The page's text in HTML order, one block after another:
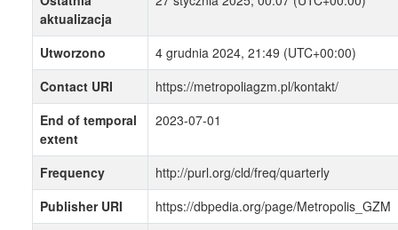
aktualizacja
Utworzono
4 grudnia 2024, 21:49 (UTC+00:00)
Contact URI
https://metropoliagzm.pl/kontakt/
End of temporal
extent
2023-07-01
Frequency
http://purl.org/cld/freq/quarterly
Publisher URI
https://dbpedia.org/page/Metropolis_GZM